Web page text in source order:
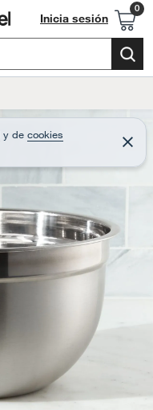
Inicia sesión
y de cookies
C
e
r